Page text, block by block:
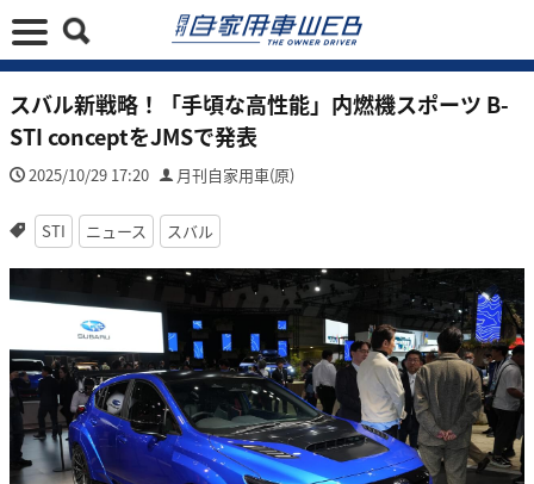
スバル新戦略！「手頃な高性能」内燃機スポーツ B-
STI conceptをJMSで発表
2025/10/29 17:20 月刊自家用車(原)
STI ニュース スバル